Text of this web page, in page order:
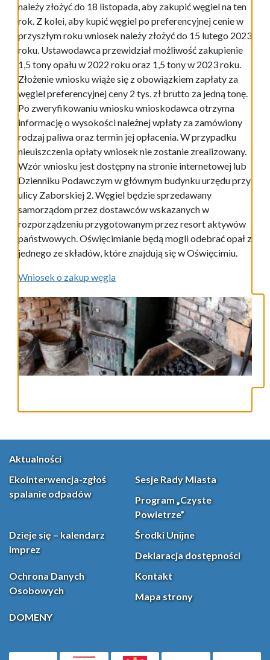
należy złożyć do 18 listopada, aby zakupić węgiel na ten
rok. Z kolei, aby kupić węgiel po preferencyjnej cenie w
przyszłym roku wniosek należy złożyć do 15 lutego 2023
roku. Ustawodawca przewidział możliwość zakupienie
1,5 tony opału w 2022 roku oraz 1,5 tony w 2023 roku.
Złożenie wniosku wiąże się z obowiązkiem zapłaty za
węgiel preferencyjnej ceny 2 tys. zł brutto za jedną tonę.
Po zweryfikowaniu wniosku wnioskodawca otrzyma
informację o wysokości należnej wpłaty za zamówiony
rodzaj paliwa oraz termin jej opłacenia. W przypadku
nieuiszczenia opłaty wniosek nie zostanie zrealizowany.
Wzór wniosku jest dostępny na stronie internetowej lub
Dzienniku Podawczym w głównym budynku urzędu przy
ulicy Zaborskiej 2. Węgiel będzie sprzedawany
samorządom przez dostawców wskazanych w
rozporządzeniu przygotowanym przez resort aktywów
państwowych. Oświęcimianie będą mogli odebrać opał z
jednego ze składów, które znajdują się w Oświęcimiu.
Wniosek o zakup węgla
Aktualności
Ekointerwencja-zgłoś
spalanie odpadów
Sesje Rady Miasta
Program „Czyste
Powietrze”
Dzieje się – kalendarz
imprez
Środki Unijne
Deklaracja dostępności
Ochrona Danych
Osobowych
Kontakt
Mapa strony
DOMENY